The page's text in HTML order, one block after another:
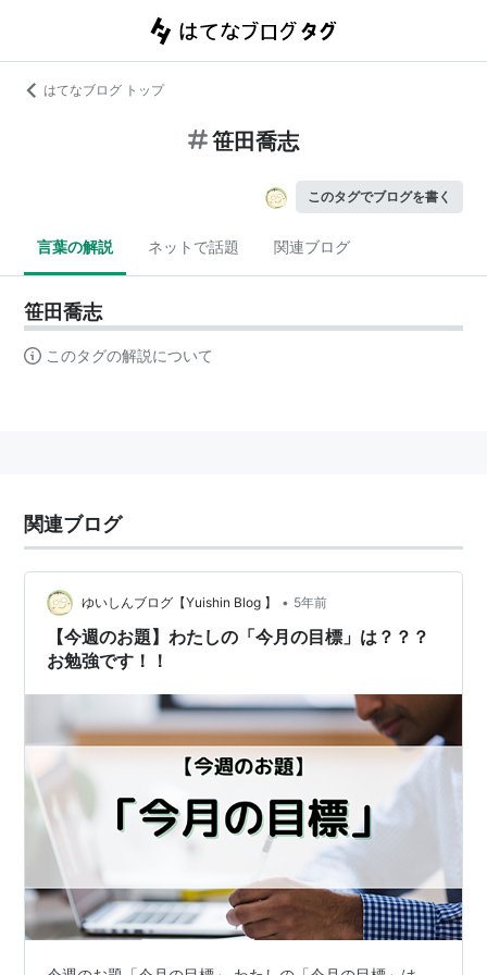
はてなブログ トップ
笹田喬志
このタグでブログを書く
言葉の解説 ネットで話題 関連ブログ
笹田喬志
このタグの解説について
関連ブログ
ゆいしんブログ【Yuishin Blog 】 • 5年前
【今週のお題】わたしの「今月の目標」は？？？
お勉強です！！